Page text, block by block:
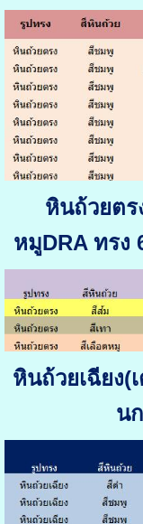
หินถ้วยตร
หมูDRA ทรง
หินถ้วยเฉียง(
น